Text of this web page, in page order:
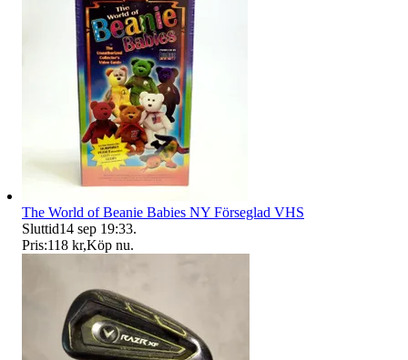
The World of Beanie Babies NY Förseglad VHS
Sluttid14 sep 19:33.
Pris:118 kr,Köp nu.